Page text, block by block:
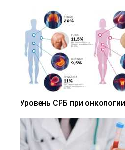
Уровень СРБ при онкологии